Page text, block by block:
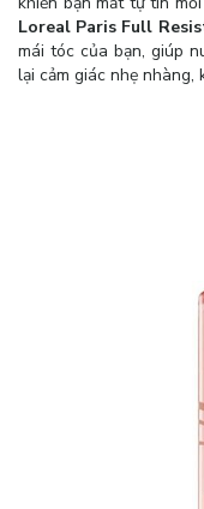
Loreal Paris Full
mái tóc của bạn, giúp
lại cảm giác nhẹ nhàng,